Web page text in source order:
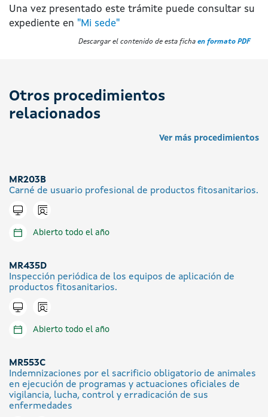
Una vez presentado este trámite puede consultar su
expediente en "Mi sede"
Descargar el contenido de esta ficha en formato PDF
Otros procedimientos
relacionados
Ver más procedimientos
MR203B
Carné de usuario profesional de productos fitosanitarios.
Tramitar en línea
Icono presencial
Abierto todo el año
MR435D
Inspección periódica de los equipos de aplicación de
productos fitosanitarios.
Tramitar en línea
Icono presencial
Abierto todo el año
MR553C
Indemnizaciones por el sacrificio obligatorio de animales
en ejecución de programas y actuaciones oficiales de
vigilancia, lucha, control y erradicación de sus
enfermedades